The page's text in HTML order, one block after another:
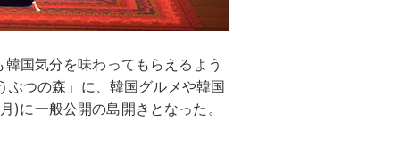
国気分を味わってもらえるよう
つの森」に、韓国グルメや韓国
)に一般公開の島開きとなった。